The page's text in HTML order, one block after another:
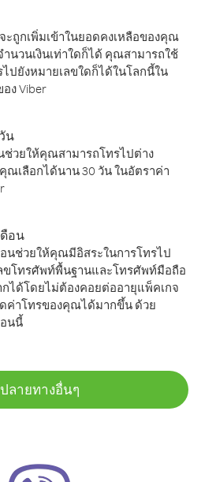
ะถูกเพิ่มเข้าในยอดคงเหลือของคุณ
นวนเงินเท่าใดก็ได้ คุณสามารถใช้
ปยังหมายเลขใดก็ได้ในโลกนี้ใน
ง Viber
น
ช่วยให้คุณสามารถโทรไปต่าง
ณเลือกได้นาน 30 วัน ในอัตราค่า
อน
นช่วยให้คุณมีอิสระในการโทรไป
ขโทรศัพท์พื้นฐานและโทรศัพท์มือถือ
ได้โดยไม่ต้องคอยต่ออายุแพ็คเกจ
ค่าโทรของคุณได้มากขึ้น ด้วย
นนี้
ปลายทางอื่นๆ